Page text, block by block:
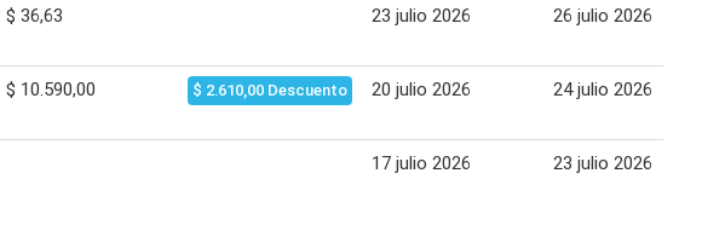
$ 36,63 23 julio 2026 26 julio 2026
$ 10.590,00 $ 2.610,00 Descuento 20 julio 2026 24 julio 2026
17 julio 2026 23 julio 2026